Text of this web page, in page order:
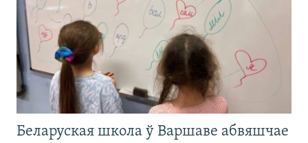
Беларуская школа ў Варшаве абвяшчае